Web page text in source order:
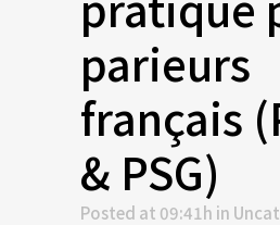
parieurs
français
& PSG)
Posted at 09:41h in